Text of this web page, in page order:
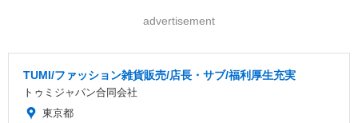
advertisement
TUMI/ファッション雑貨販売/店長・サブ/福利厚生充実
トゥミジャパン合同会社
東京都